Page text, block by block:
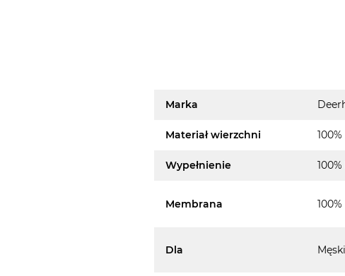
Marka
Materiał wierzchni
Wypełnienie
Membrana
Dla Męski